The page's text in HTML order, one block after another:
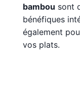
bambou sont
bénéfiques
également
vos plats.